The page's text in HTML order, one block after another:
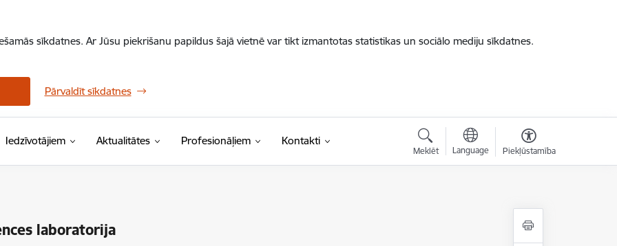
sīkdatnes. Ar Jūsu piekrišanu papildus šajā vietnē var tikt izmantotas statistikas un sociālo mediju sīkdatnes.
Pārvaldīt sīkdatnes
Iedzīvotājiem Aktualitātes Profesionāļiem Kontakti
Meklēt Language Piekļūstamība
laboratorija